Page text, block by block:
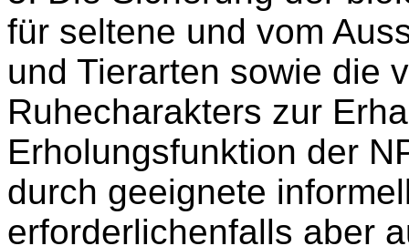
für seltene und vom
und Tierarten sowie die
Ruhecharakters zur
Erholungsfunktion der
durch geeignete
erforderlichenfalls aber